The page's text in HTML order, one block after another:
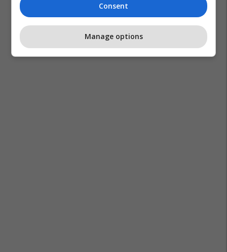
Consent
Manage options